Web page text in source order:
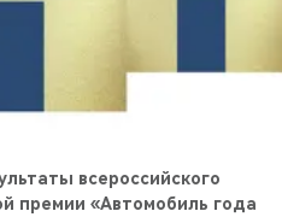
всероссийского
премии «Автомобиль года